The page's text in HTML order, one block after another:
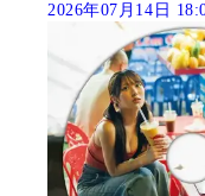
2026年07月14日